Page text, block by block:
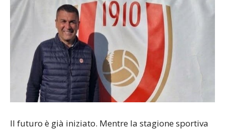
Il futuro è già iniziato. Mentre la stagione sportiva